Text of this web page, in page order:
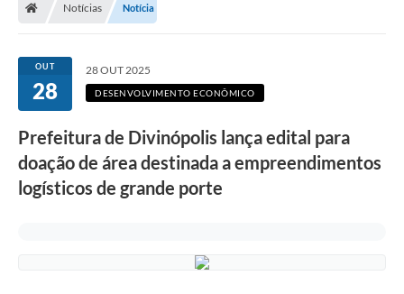
Notícias Notícia
OUT
28
28 OUT 2025
DESENVOLVIMENTO ECONÔMICO
Prefeitura de Divinópolis lança edital para
doação de área destinada a empreendimentos
logísticos de grande porte